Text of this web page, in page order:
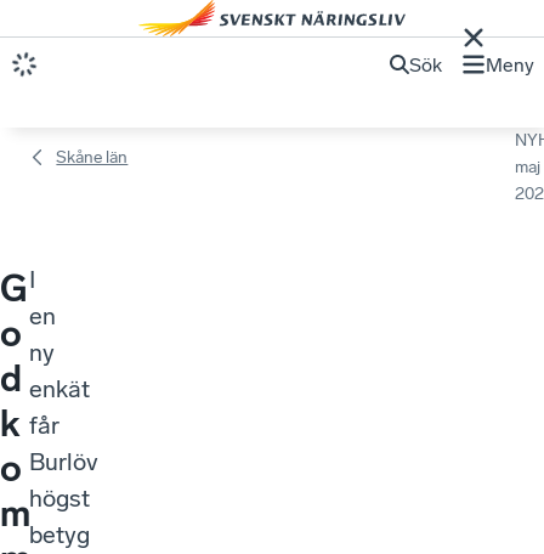
Sök Meny
Skåne län
maj
G
o
d
k
o
m
I
en
ny
enkät
får
Burlöv
högst
betyg